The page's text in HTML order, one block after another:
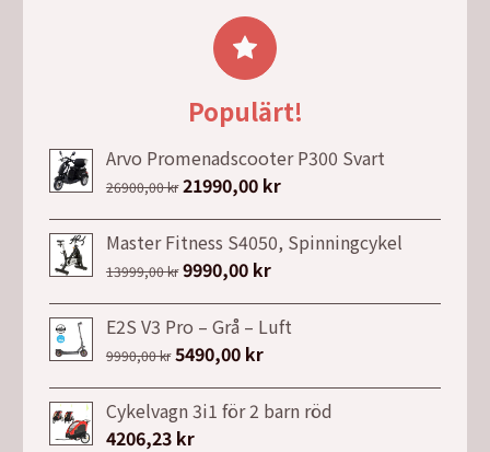
19999,00 kr.
Populärt!
Arvo Promenadscooter P300 Svart
26900,00kr Det
priset
var:
21990,00 krDet
priset
Master Fitness S4050, Spinningcykel
13999,00kr Det
priset
var:
9990,00 krDet
priset
E2S V3 Pro – Grå – Luft
9990,00kr Det
priset
var:
5490,00 krDet
priset
Cykelvagn 3i1 för 2 barn röd
4206,23 kr